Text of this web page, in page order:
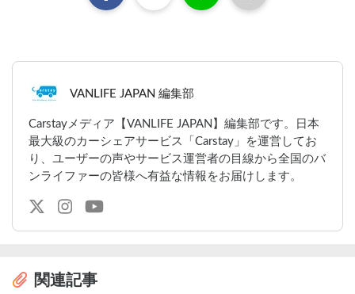
VANLIFE JAPAN 編集部
Carstayメディア【VANLIFE JAPAN】編集部です。日本
最大級のカーシェアサービス「Carstay」を運営してお
り、ユーザーの声やサービス運営者の目線から全国のバ
ンライファーの皆様へ有益な情報をお届けします。
関連記事